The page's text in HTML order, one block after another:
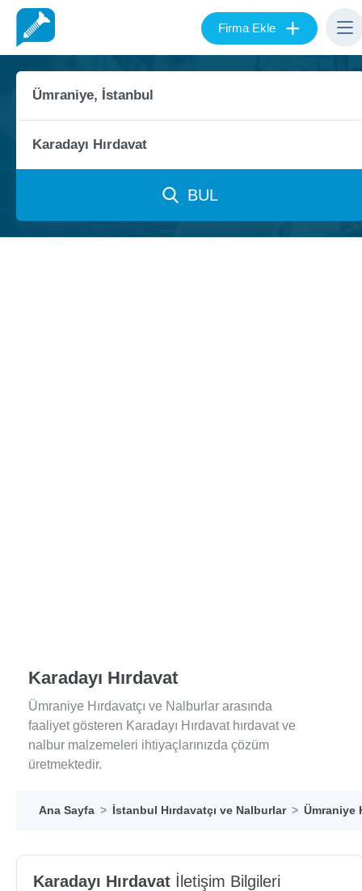
Firma Ekle +
BUL
Karadayı Hırdavat
Ümraniye Hırdavatçı ve Nalburlar arasında
faaliyet gösteren Karadayı Hırdavat hırdavat ve
nalbur malzemeleri ihtiyaçlarınızda çözüm
üretmektedir.
Ana Sayfa İstanbul Hırdavatçı ve Nalburlar Ümraniye
Karadayı Hırdavat İletişim Bilgileri